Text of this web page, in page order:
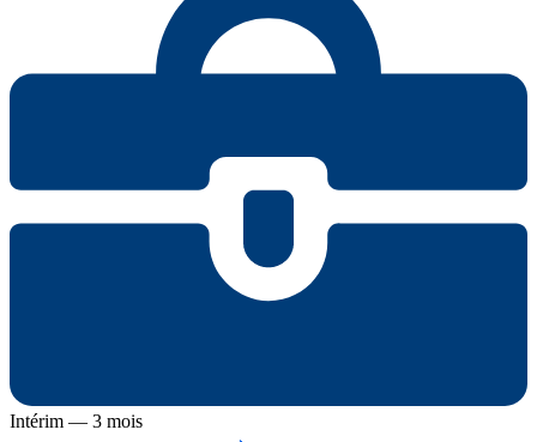
Intérim — 3 mois